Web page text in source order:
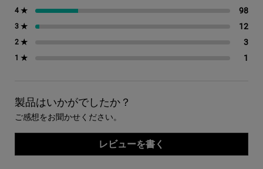
4 ★ 98
3 ★ 12
2 ★ 3
1 ★ 1
製品はいかがでしたか？
ご感想をお聞かせください。
レビューを書く